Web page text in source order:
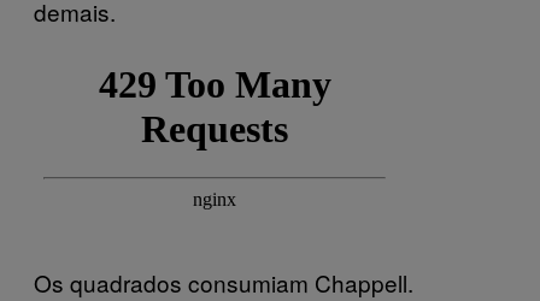
demais.
Os quadrados consumiam Chappell.